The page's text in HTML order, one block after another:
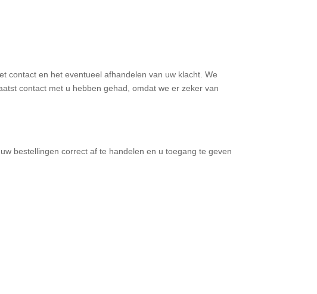
contact en het eventueel afhandelen van uw klacht. We
contact met u hebben gehad, omdat we er zeker van
bestellingen correct af te handelen en u toegang te geven